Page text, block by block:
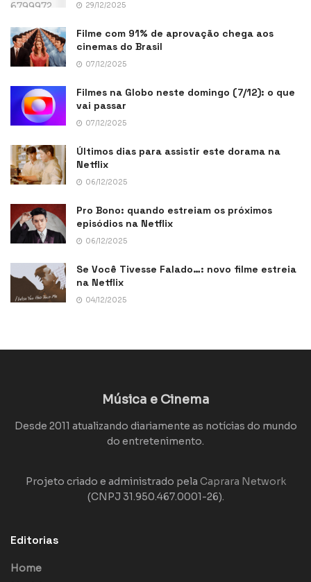
29/12/2025
Filme com 91% de aprovação chega aos
cinemas do Brasil
07/12/2025
Filmes na Globo neste domingo (7/12): o que
vai passar
07/12/2025
Últimos dias para assistir este dorama na
Netflix
06/12/2025
Pro Bono: quando estreiam os próximos
episódios na Netflix
06/12/2025
Se Você Tivesse Falado…: novo filme estreia
na Netflix
04/12/2025
Música e Cinema
Desde 2011 atualizando diariamente as notícias do mundo
do entretenimento.
Projeto criado e administrado pela Caprara Network
(CNPJ 31.950.467.0001-26).
Editorias
Home